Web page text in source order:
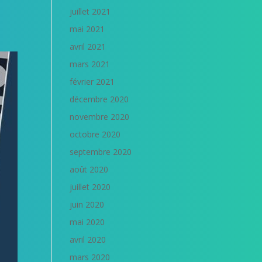
juillet 2021
mai 2021
avril 2021
mars 2021
février 2021
décembre 2020
novembre 2020
octobre 2020
septembre 2020
août 2020
juillet 2020
juin 2020
mai 2020
avril 2020
mars 2020